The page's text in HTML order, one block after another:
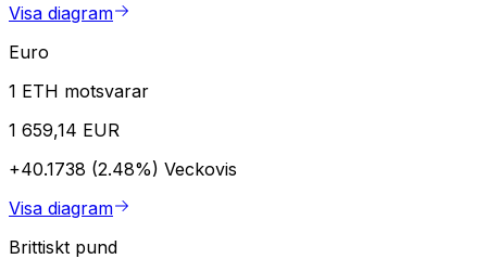
Visa diagram
Euro
1 ETH motsvarar
1 659,14 EUR
+40.1738 (2.48%) Veckovis
Visa diagram
Brittiskt pund